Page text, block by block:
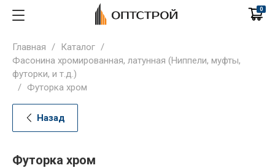
0
Главная / Каталог /
Фасонина хромированная, латунная (Ниппели, муфты,
футорки, и т.д.)
/ Футорка хром
Назад
Футорка хром